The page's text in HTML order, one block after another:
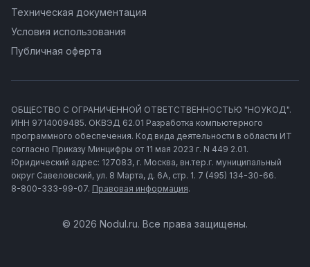
Техническая документация
Условия использования
Публичная оферта
ОБЩЕСТВО С ОГРАНИЧЕННОЙ ОТВЕТСТВЕННОСТЬЮ "НОУКОД".
ИНН 9714009485. ОКВЭД 62.01 Разработка компьютерного
программного обеспечения. Код вида деятельности в области ИТ
согласно Приказу Минцифры от 11 мая 2023 г. N 449 2.01.
Юридический адрес: 127083, г. Москва, вн.тер.г. муниципальный
округ Савеловский, ул. 8 Марта, д. 6А, стр. 1. 7 (495) 134-30-66.
8-800-333-99-07. Правовая информация.
© 2026 Nodul.ru. Все права защищены.